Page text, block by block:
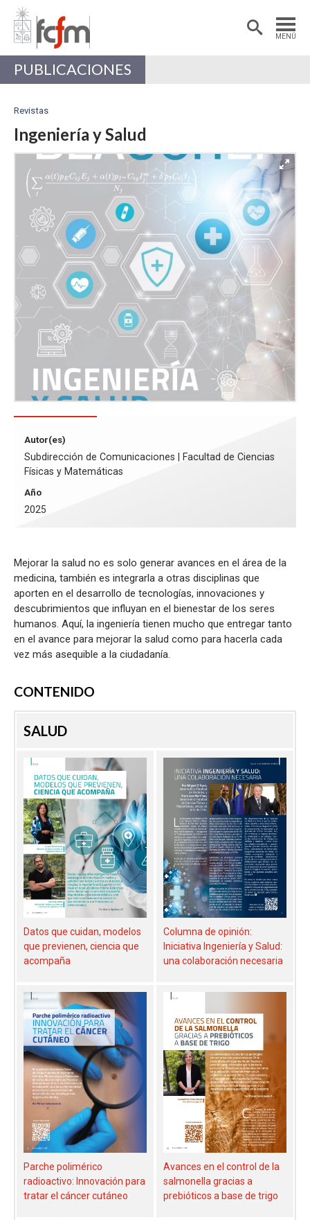
MENÚ
Estudiantes
Académicas/os
PUBLICACIONES
Revistas
Ingeniería y Salud
Autor(es)
Subdirección de Comunicaciones | Facultad de Ciencias
Físicas y Matemáticas
Año
2025
Mejorar la salud no es solo generar avances en el área de la
medicina, también es integrarla a otras disciplinas que
aporten en el desarrollo de tecnologías, innovaciones y
descubrimientos que influyan en el bienestar de los seres
humanos. Aquí, la ingeniería tienen mucho que entregar tanto
en el avance para mejorar la salud como para hacerla cada
vez más asequible a la ciudadanía.
CONTENIDO
SALUD
Datos que cuidan, modelos
que previenen, ciencia que
acompaña
Columna de opinión:
Iniciativa Ingeniería y Salud:
una colaboración necesaria
Parche polimérico
radioactivo: Innovación para
tratar el cáncer cutáneo
Avances en el control de la
salmonella gracias a
prebióticos a base de trigo